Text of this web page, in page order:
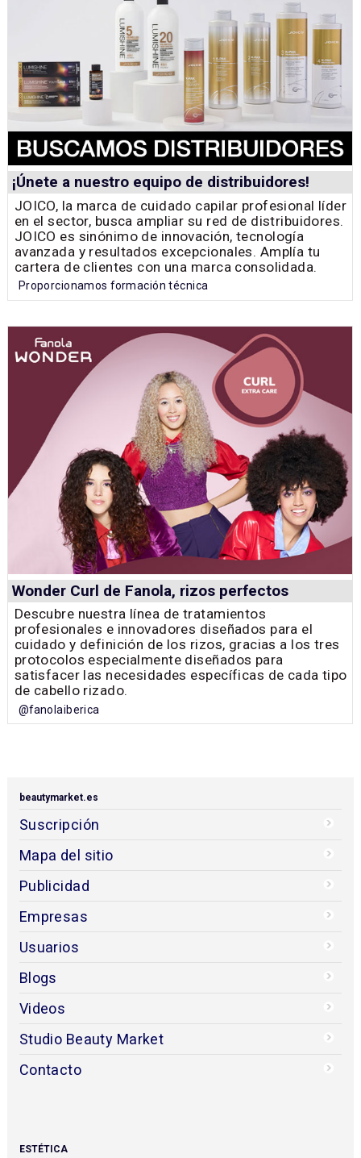
¡Únete a nuestro equipo de distribuidores!
JOICO, la marca de cuidado capilar profesional líder
en el sector, busca ampliar su red de distribuidores.
JOICO es sinónimo de innovación, tecnología
avanzada y resultados excepcionales. Amplía tu
cartera de clientes con una marca consolidada.
Proporcionamos formación técnica
Wonder Curl de Fanola, rizos perfectos
Descubre nuestra línea de tratamientos
profesionales e innovadores diseñados para el
cuidado y definición de los rizos, gracias a los tres
protocolos especialmente diseñados para
satisfacer las necesidades específicas de cada tipo
de cabello rizado.
@fanolaiberica
beautymarket.es
Suscripción
Mapa del sitio
Publicidad
Empresas
Usuarios
Blogs
Videos
Studio Beauty Market
Contacto
ESTÉTICA